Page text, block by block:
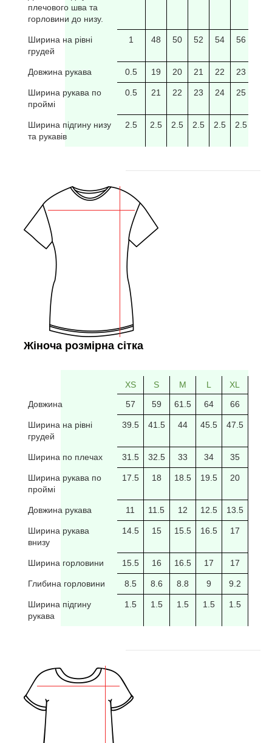
плечового шва та
горловини до низу.
Ширина на рівні
грудей
1 48 50 52 54 56
Довжина рукава 0.5 19 20 21 22 23
Ширина рукава по
проймі
0.5 21 22 23 24 25
Ширина підгину низу
та рукавів
2.5 2.5 2.5 2.5 2.5 2.5
Жіноча розмірна сітка
XS S M L XL
Довжина
57 59 61.5 64 66
Ширина на рівні
грудей
39.5 41.5 44 45.5 47.5
Ширина по плечах 31.5 32.5 33 34 35
Ширина рукава по
проймі
17.5 18 18.5 19.5 20
Довжина рукава 11 11.5 12 12.5 13.5
Ширина рукава
внизу
14.5 15 15.5 16.5 17
Ширина горловини 15.5 16 16.5 17 17
Глибина горловини 8.5 8.6 8.8 9 9.2
Ширина підгину
рукава
1.5 1.5 1.5 1.5 1.5